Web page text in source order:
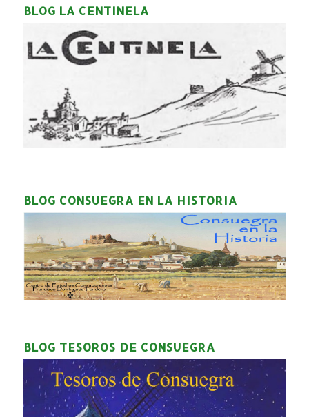
BLOG LA CENTINELA
BLOG CONSUEGRA EN LA HISTORIA
BLOG TESOROS DE CONSUEGRA